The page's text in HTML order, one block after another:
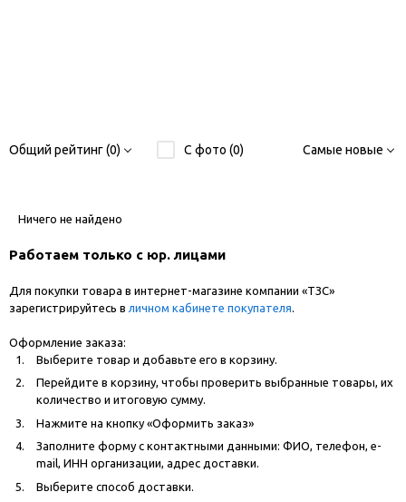
Общий рейтинг (0) С фото (0) Самые новые
Ничего не найдено
Работаем только с юр. лицами
Для покупки товара в интернет-магазине компании «ТЗС»
зарегистрируйтесь в личном кабинете покупателя.
Оформление заказа:
Выберите товар и добавьте его в корзину.
Перейдите в корзину, чтобы проверить выбранные товары, их
количество и итоговую сумму.
Нажмите на кнопку «Оформить заказ»
Заполните форму с контактными данными: ФИО, телефон, e-
mail, ИНН организации, адрес доставки.
Выберите способ доставки.